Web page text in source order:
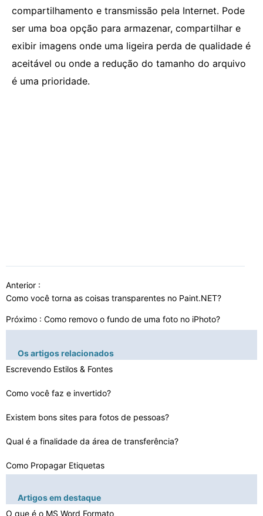
compartilhamento e transmissão pela Internet. Pode
ser uma boa opção para armazenar, compartilhar e
exibir imagens onde uma ligeira perda de qualidade é
aceitável ou onde a redução do tamanho do arquivo
é uma prioridade.
Anterior :
Como você torna as coisas transparentes no Paint.NET?
Próximo : Como removo o fundo de uma foto no iPhoto?
Os artigos relacionados
Escrevendo Estilos & Fontes
Como você faz e invertido?
Existem bons sites para fotos de pessoas?
Qual é a finalidade da área de transferência?
Como Propagar Etiquetas
Artigos em destaque
O que é o MS Word Formato